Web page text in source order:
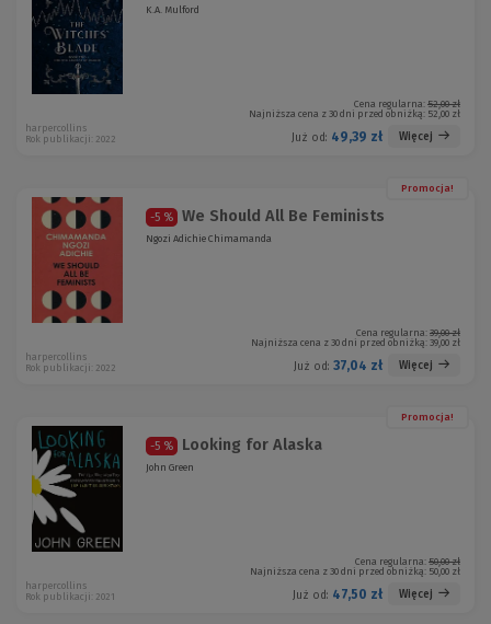
K.A. Mulford
Cena regularna: 52,00 zł
Najniższa cena z 30 dni przed obniżką: 52,00 zł
Już od: 49,39 zł Więcej
harpercollins
Rok publikacji: 2022
Promocja!
-5 % We Should All Be Feminists
Ngozi Adichie Chimamanda
Cena regularna: 39,00 zł
Najniższa cena z 30 dni przed obniżką: 39,00 zł
Już od: 37,04 zł Więcej
harpercollins
Rok publikacji: 2022
Promocja!
-5 % Looking for Alaska
John Green
Cena regularna: 50,00 zł
Najniższa cena z 30 dni przed obniżką: 50,00 zł
Już od: 47,50 zł Więcej
harpercollins
Rok publikacji: 2021